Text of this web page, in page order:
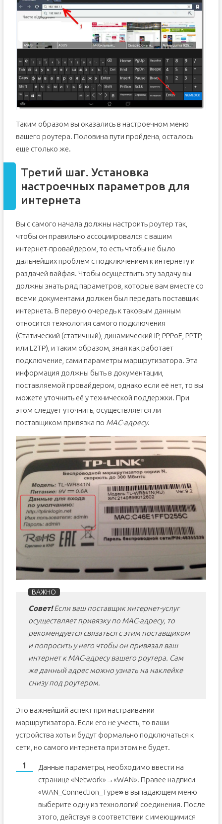
Таким образом вы оказались в настроечном меню
вашего роутера. Половина пути пройдена, осталось
ещё столько же.
Третий шаг. Установка
настроечных параметров для
интернета
Вы с самого начала должны настроить роутер так,
чтобы он правильно ассоциировался с вашим
интернет-провайдером, то есть чтобы не было
дальнейших проблем с подключением к интернету и
раздачей вайфая. Чтобы осуществить эту задачу вы
должны знать ряд параметров, которые вам вместе со
всеми документами должен был передать поставщик
интернета. В первую очередь к таковым данным
относится технология самого подключения
(Статический (статичный), динамический IP, PPPoE, PPTP,
или L2TP), и таким образом, зная как работает
подключение, сами параметры маршрутизатора. Эта
информация должны быть в документации,
поставляемой провайдером, однако если её нет, то вы
можете уточнить её у технической поддержки. При
этом следует уточнить, осуществляется ли
поставщиком привязка по MAC-адресу.
Совет!Если ваш поставщик интернет-услуг
осуществляет привязку по MAC-адресу, то
рекомендуется связаться с этим поставщиком
и попросить у него чтобы он привязал ваш
интернет к MAC-адресу вашего роутера. Сам
же данный адрес можно узнать на наклейке
снизу под роутером.
Это важнейший аспект при настраивании
маршрутизатора. Если его не учесть, то ваши
устройства хоть и будут формально подключаться к
сети, но самого интернета при этом не будет.
Данные параметры, необходимо ввести на
странице «Network»→«WAN». Правее надписи
«WAN_Connection_Type»в выпадающем меню
выберите одну из технологий соединения. После
этого, действуя в соответствии с имеющимися